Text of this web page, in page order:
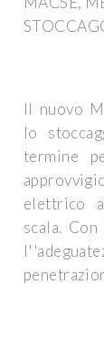
Il nuovo
lo
termine
elettrico
scala.